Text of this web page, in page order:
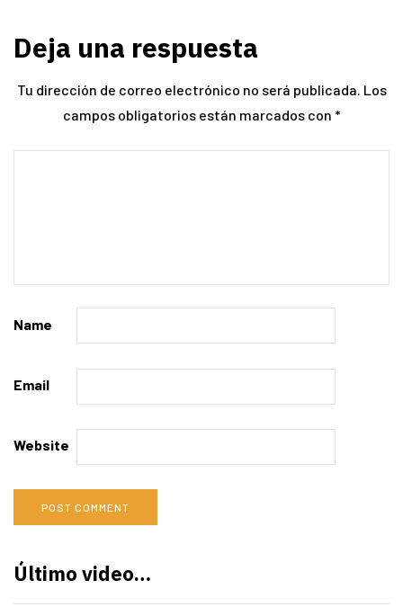
Deja una respuesta
Tu dirección de correo electrónico no será publicada. Los
campos obligatorios están marcados con *
Name
Email
Website
Último video…